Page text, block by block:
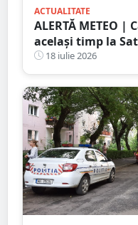
ACTUALITATE
ALERTĂ METEO
același timp la
extreme și
18 iulie 2026